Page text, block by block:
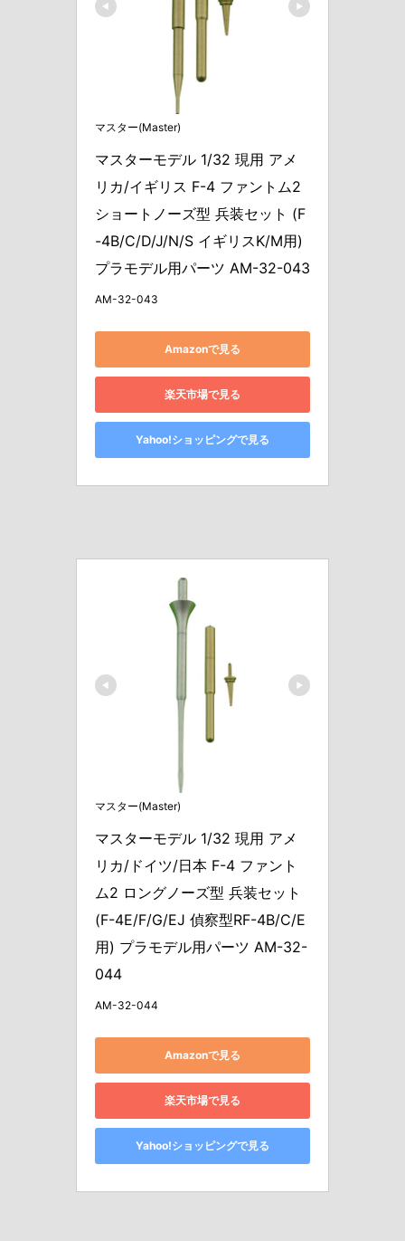
マスター(Master)
マスターモデル 1/32 現用 アメ
リカ/イギリス F-4 ファントム2
ショートノーズ型 兵装セット (F
-4B/C/D/J/N/S イギリスK/M用)
プラモデル用パーツ AM-32-043
AM-32-043
Amazonで見る
楽天市場で見る
Yahoo!ショッピングで見る
マスター(Master)
マスターモデル 1/32 現用 アメ
リカ/ドイツ/日本 F-4 ファント
ム2 ロングノーズ型 兵装セット
(F-4E/F/G/EJ 偵察型RF-4B/C/E
用) プラモデル用パーツ AM-32-
044
AM-32-044
Amazonで見る
楽天市場で見る
Yahoo!ショッピングで見る